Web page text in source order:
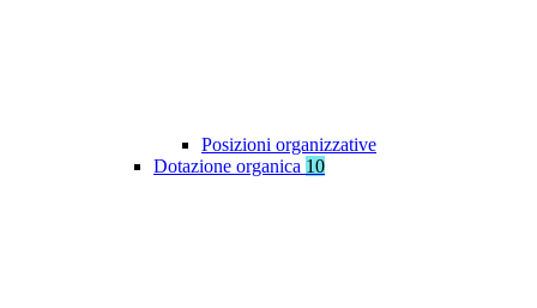
Posizioni organizzative
Dotazione organica 10